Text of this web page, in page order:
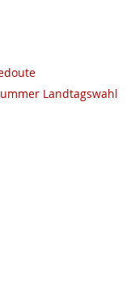
Landtagswahl